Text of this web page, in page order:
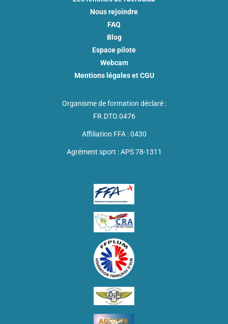
Nous rejoindre
FAQ
Blog
Espace pilote
Webcam
Mentions légales et CGU
Organisme de formation déclaré :
FR.DTO.0476
Affiliation FFA : 0430
Agrément sport : APS 78-1311